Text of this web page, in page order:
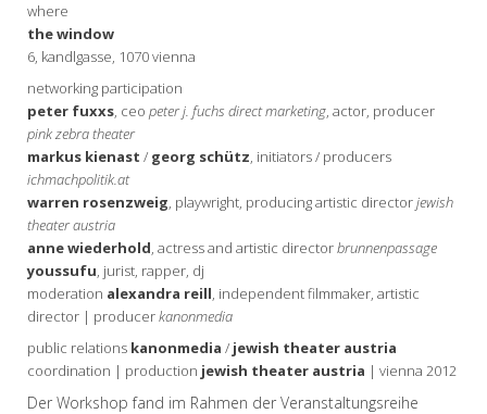
where
the window
6, kandlgasse, 1070 vienna
networking participation
peter fuxxs, ceo peter j. fuchs direct marketing, actor, producer
pink zebra theater
markus kienast / georg schütz, initiators / producers
ichmachpolitik.at
warren rosenzweig, playwright, producing artistic directorjewish
theater austria
anne wiederhold, actress and artistic directorbrunnenpassage
youssufu, jurist, rapper, dj
moderation alexandra reill, independent filmmaker, artistic
director | producerkanonmedia
public relations kanonmedia / jewish theater austria
coordination | production jewish theater austria | vienna 2012
Der Workshop fand im Rahmen der Veranstaltungsreihe